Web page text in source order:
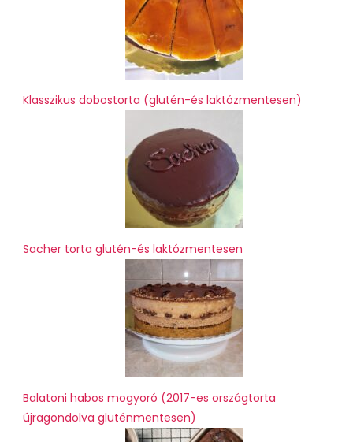
Klasszikus dobostorta (glutén-és laktózmentesen)
Sacher torta glutén-és laktózmentesen
Balatoni habos mogyoró (2017-es országtorta
újragondolva gluténmentesen)